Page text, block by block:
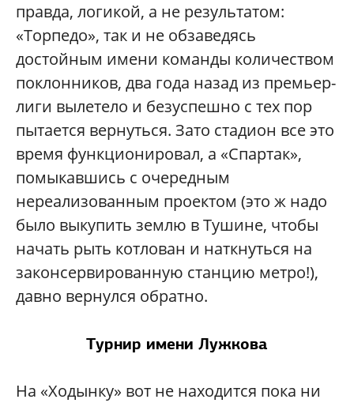
правда, логикой, а не результатом:
«Торпедо», так и не обзаведясь
достойным имени команды количеством
поклонников, два года назад из премьер-
лиги вылетело и безуспешно с тех пор
пытается вернуться. Зато стадион все это
время функционировал, а «Спартак»,
помыкавшись с очередным
нереализованным проектом (это ж надо
было выкупить землю в Тушине, чтобы
начать рыть котлован и наткнуться на
законсервированную станцию метро!),
давно вернулся обратно.
Турнир имени Лужкова
На «Ходынку» вот не находится пока ни